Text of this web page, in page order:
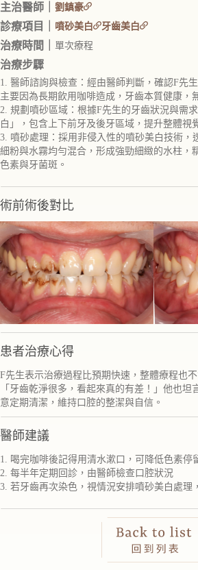
主治醫師｜ 劉鎮豪
診療項目｜ 噴砂美白 牙齒美白
治療時間｜ 單次療程
治療步驟
1. 醫師諮詢與檢查：經由醫師判斷，確認F先
主要因為長期飲用咖啡造成，牙齒本質健康，
2. 規劃噴砂區域：根據F先生的牙齒狀況與需
白」，包含上下前牙及後牙區域，提升整體視
3. 噴砂處理：採用非侵入性的噴砂美白技術，
細粉與水霧均勻混合，形成強勁細緻的水柱，
色素與牙菌斑。
術前術後對比
患者治療心得
F先生表示治療過程比預期快速，整體療程也
「牙齒乾淨很多，看起來真的有差！」他也坦
意定期清潔，維持口腔的整潔與自信。
醫師建議
1. 喝完咖啡後記得用清水漱口，可降低色素停
2. 每半年定期回診，由醫師檢查口腔狀況
3. 若牙齒再次染色，視情況安排噴砂美白處理